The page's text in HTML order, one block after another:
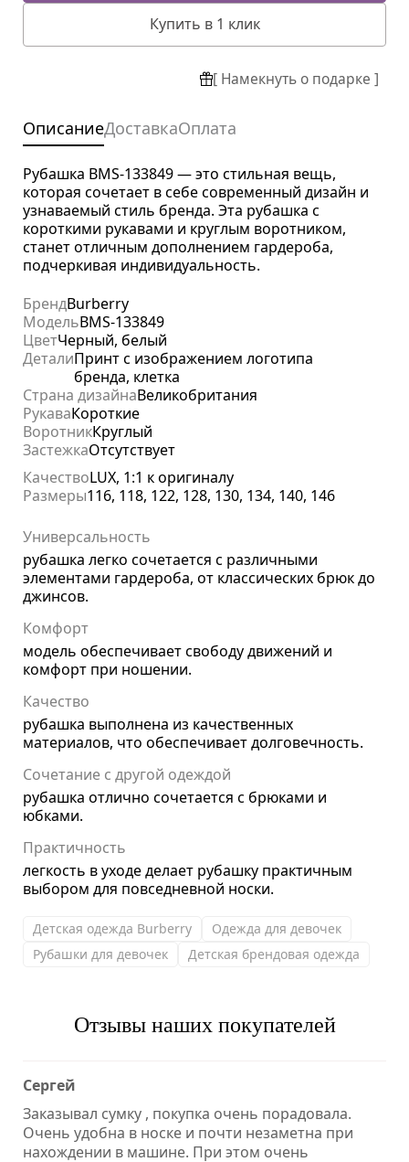
Купить в 1 клик
[ Намекнуть о подарке ]
ОписаниеДоставкаОплата
Рубашка BMS-133849 — это стильная вещь,
которая сочетает в себе современный дизайн и
узнаваемый стиль бренда. Эта рубашка с
короткими рукавами и круглым воротником,
станет отличным дополнением гардероба,
подчеркивая индивидуальность.
БрендBurberry
МодельBMS-133849
ЦветЧерный, белый
ДеталиПринт с изображением логотипа
бренда, клетка
Страна дизайнаВеликобритания
РукаваКороткие
ВоротникКруглый
ЗастежкаОтсутствует
КачествоLUX, 1:1 к оригиналу
Размеры116, 118, 122, 128, 130, 134, 140, 146
Универсальность
рубашка легко сочетается с различными
элементами гардероба, от классических брюк до
джинсов.
Комфорт
модель обеспечивает свободу движений и
комфорт при ношении.
Качество
рубашка выполнена из качественных
материалов, что обеспечивает долговечность.
Сочетание с другой одеждой
рубашка отлично сочетается с брюками и
юбками.
Практичность
легкость в уходе делает рубашку практичным
выбором для повседневной носки.
Детская одежда Burberry
Одежда для девочек
Рубашки для девочек
Детская брендовая одежда
Отзывы наших покупателей
Сергей
Заказывал сумку , покупка очень порадовала.
Очень удобна в носке и почти незаметна при
нахождении в машине. При этом очень